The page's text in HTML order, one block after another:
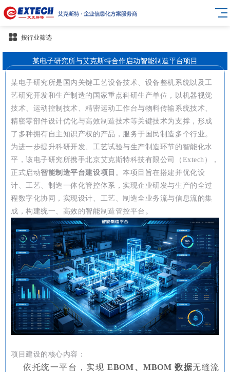
按行业筛选
某电子研究所与艾克斯特合作启动智能制造平台项目
某电子研究所是国内关键工艺设备技术、设备整机系统以及工
艺研究开发和生产制造的 国家重点科研生产单位 ，以机器视觉
技术、运动控制技术、精密运动工作台与物料传输系统技术、
精密零部件设计优化与高效制造技术等关键技术为支撑，形成
了多种拥有自主知识产权的产品，服务于国民制造多个行业。
为进一步提升科研开发、工艺试验与生产制造环节的智能化水
平，该电子研究所携手北京艾克斯特科技有限公司（Extech），
正式启动智能制造平台建设项目 。本项目旨在搭建并优化设
计、工艺、制造一体化管控体系，实现企业研发与生产的全过
程数字化协同，实现设计、工艺、制造全业务流与信息流的集
成，构建统一、高效的智能制造管控平台。
项目建设的核心内容：
依托统一平台，实现EBOM、MBOM 数据无缝流